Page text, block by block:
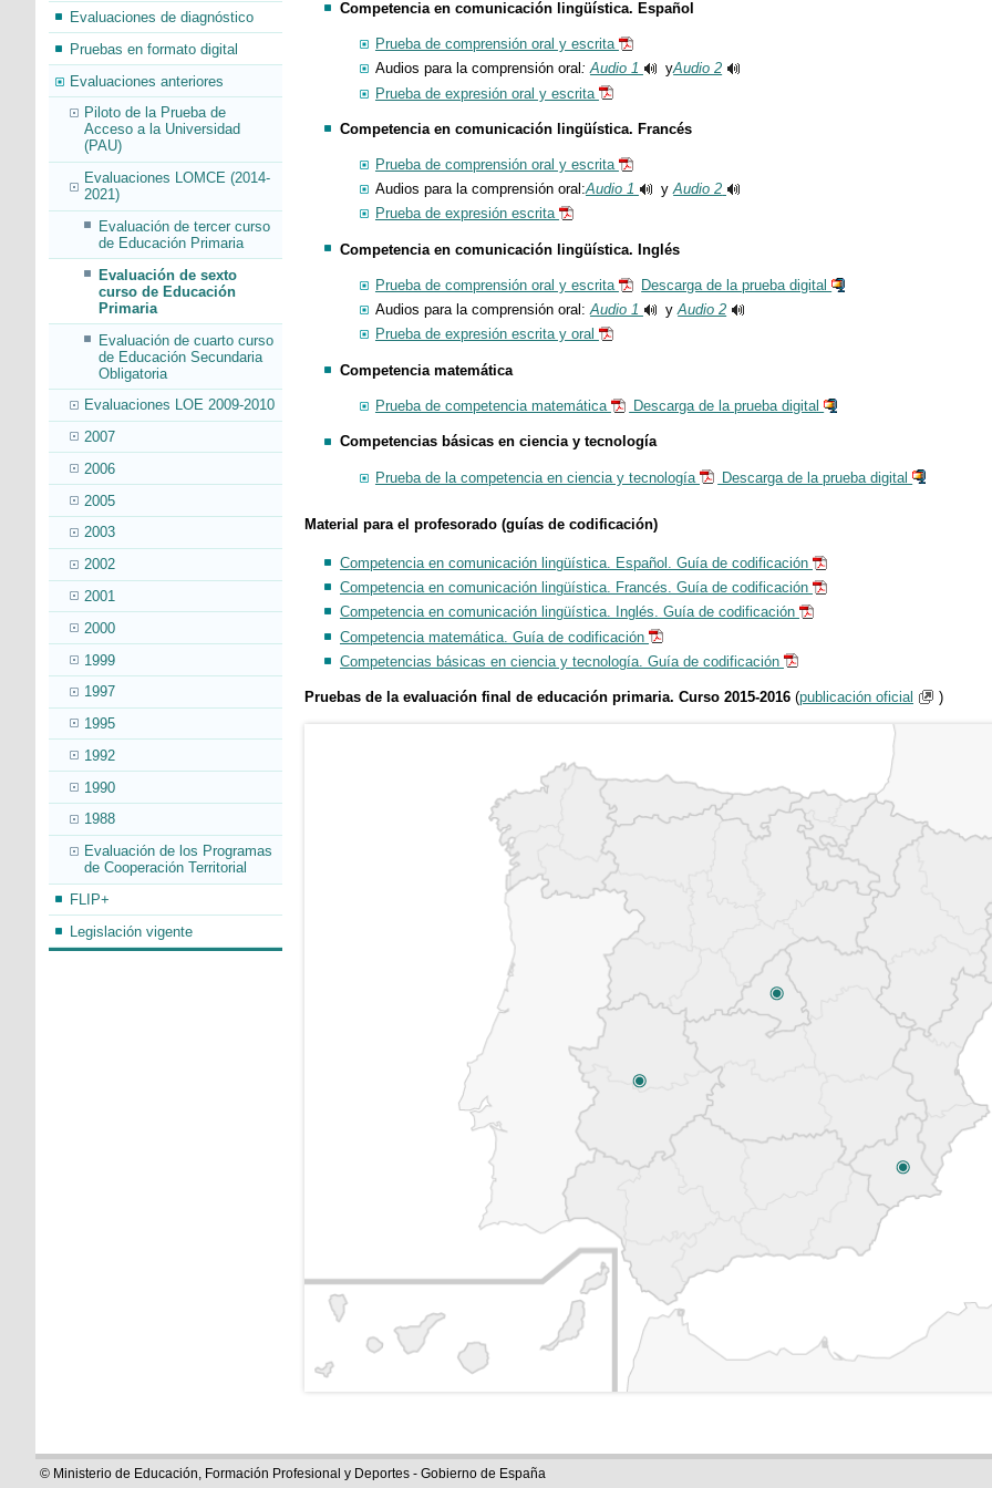
Evaluaciones de diagnóstico
Pruebas en formato digital
Evaluaciones anteriores
Piloto de la Prueba de
Acceso a la Universidad
(PAU)
Evaluaciones LOMCE (2014-
2021)
Evaluación de tercer curso
de Educación Primaria
Evaluación de sexto
curso de Educación
Primaria
Evaluación de cuarto curso
de Educación Secundaria
Obligatoria
Evaluaciones LOE 2009-2010
2007
2006
2005
2003
2002
2001
2000
1999
1997
1995
1992
1990
1988
Evaluación de los Programas
de Cooperación Territorial
FLIP+
Legislación vigente
Competencia en comunicación lingüística. Español
Prueba de comprensión oral y escrita
Audios para la comprensión oral:Audio 1 yAudio 2
Prueba de expresión oral y escrita
Competencia en comunicación lingüística. Francés
Prueba de comprensión oral y escrita
Audios para la comprensión oral:Audio 1 yAudio 2
Prueba de expresión escrita
Competencia en comunicación lingüística. Inglés
Prueba de comprensión oral y escrita
Descarga de la prueba digital
Audios para la comprensión oral:Audio 1 yAudio 2
Prueba de expresión escrita y oral
Competencia matemática
Prueba de competencia matemática Descarga de la prueba digital
Competencias básicas en ciencia y tecnología
Prueba de la competencia en ciencia y tecnología Descarga de la prueba digital
Material para el profesorado (guías de codificación)
Competencia en comunicación lingüística. Español. Guía de codificación
Competencia en comunicación lingüística. Francés. Guía de codificación
Competencia en comunicación lingüística. Inglés. Guía de codificación
Competencia matemática. Guía de codificación
Competencias básicas en ciencia y tecnología. Guía de codificación
Pruebas de la evaluación final de educación primaria. Curso 2015-2016 (publicación oficial )
© Ministerio de Educación, Formación Profesional y Deportes - Gobierno de España